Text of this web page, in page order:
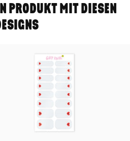
PRODUKT MIT DIESEN